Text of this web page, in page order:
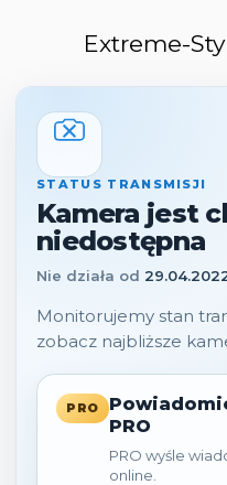
Extreme-
STATUS TRANSMISJI
Kamera jest
niedostępna
Nie działa od
Monitorujemy stan
zobacz najbliższe
PRO
PRO
PRO wyśle
online.